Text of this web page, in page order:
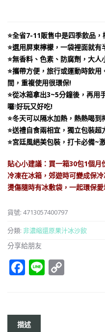
貴
人-
檸
檬
果
汁
沙-
(箱
裝
總
數
請
下
包)
數
⭐全省7-11販售中是四季飲品
⭐選用屏東檸檬，一袋裡面就
⭐無香料、色素、防腐劑，大
⭐攜帶方便，旅行或運動時飲
間，重複使用很環保!
⭐從冰箱拿出3~5分鐘後，再用
囉!好玩又好吃!
⭐冬天可以隔水加熱，熱熱喝
⭐送禮自食兩相宜，獨立包裝超
⭐宮廷風絕美包裝，打卡必備~
貼心小建議：買一箱30包1個月
冷凍在冰箱，郊遊時可變成保
燙傷隨時有冰敷袋，一起環保
貨號: 4713057400797
分類: 非濃縮還原果汁冰沙飲
分享給朋友
Facebook
Line
描述